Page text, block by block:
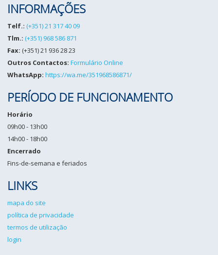
INFORMAÇÕES
Telf.: (+351) 21 317 40 09
Tlm.: (+351) 968 586 871
Fax: (+351) 21 936 28 23
Outros Contactos: Formulário Online
WhatsApp: https://wa.me/351968586871/
PERÍODO DE FUNCIONAMENTO
Horário
09h00 - 13h00
14h00 - 18h00
Encerrado
Fins-de-semana e feriados
LINKS
mapa do site
política de privacidade
termos de utilização
login